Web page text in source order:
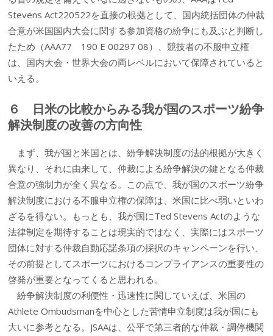
Stevens Act220522を直接の根拠として、国内統括団体の仲裁
合意が米国国内大会に関する参加資格の紛争にも及ぶと判断し
たため（AAA77 190 E 00297 08）、競技者の不服申立権
は、国内大会・世界大会の両レベルにおいて保障されていると
いえる。
６ 日米の比較からみる我が国のスポーツ紛争
解決制度の改善の方向性
まず、我が国と米国とは、紛争解決制度の法的根拠が大きく
異なり、それに由来して、仲裁による紛争解決の鍵となる仲裁
合意の強制力が全く異なる。この点で、我が国のスポーツ紛争
解決制度における不服申立権の保障は、米国に比べ弱いといわ
ざるを得ない。もっとも、我が国にTed Stevens Actのような
法律制定を期待することは現実的ではなく、実際にはスポーツ
団体に対する仲裁自動応諾条項の採択のキャンペーンを行い、
その前提としてスポーツにおけるコンプライアンスの重要性の
啓発が重要となってくると思われる。
紛争解決制度の利便性・迅速性に関していえば、米国の
Athlete Ombudsmanを中心とした苦情申立制度は我が国にも
大いに参考となる。JSAAは、公平で第三者的な仲裁・調停機関